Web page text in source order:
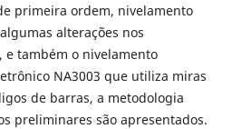
primeira ordem, nivelamento
alterações nos
e também o nivelamento
NA3003 que utiliza miras
de barras, a metodologia
preliminares são apresentados.